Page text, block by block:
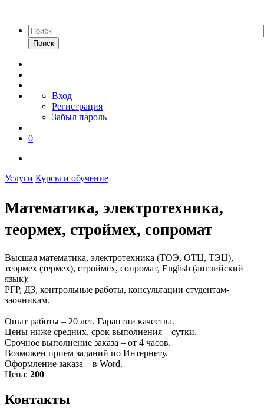
Поиск
Вход
Регистрация
Забыл пароль
0
Услуги Курсы и обучение
Математика, электротехника,
теормех, строймех, сопромат
Высшая математика, электротехника (ТОЭ, ОТЦ, ТЭЦ),
теормех (термех), строймех, сопромат, English (английский
язык):
РГР, ДЗ, контрольные работы, консультации студентам-
заочникам.
Опыт работы – 20 лет. Гарантии качества.
Цены ниже средних, срок выполнения – сутки.
Срочное выполнение заказа – от 4 часов.
Возможен прием заданий по Интернету.
Оформление заказа – в Word.
Цена: 200
Контакты